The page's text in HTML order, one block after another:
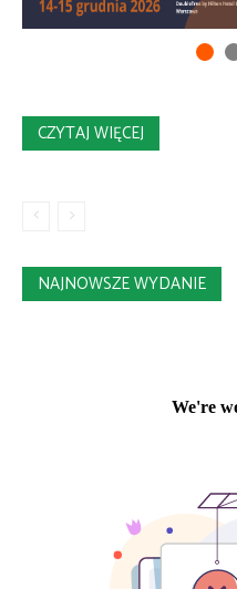
CZYTAJ WIĘCEJ
NAJNOWSZE WYDANIE